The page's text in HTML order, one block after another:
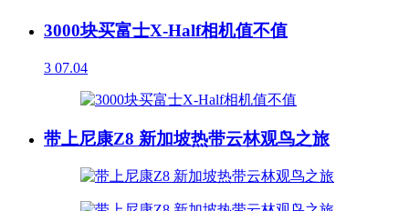
3000块买富士X-Half相机值不值
3 07.04
带上尼康Z8 新加坡热带云林观鸟之旅